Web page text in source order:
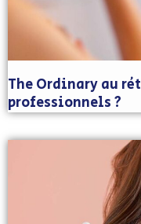
The Ordinary au
professionnels ?